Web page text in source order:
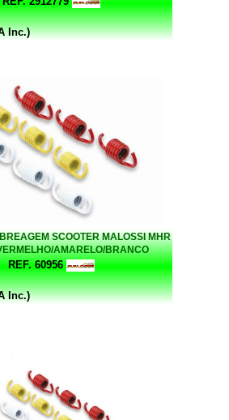
Inc.)
SCOOTER MALOSSI MHR
AMARELO/BRANCO
REF. 60956
Inc.)